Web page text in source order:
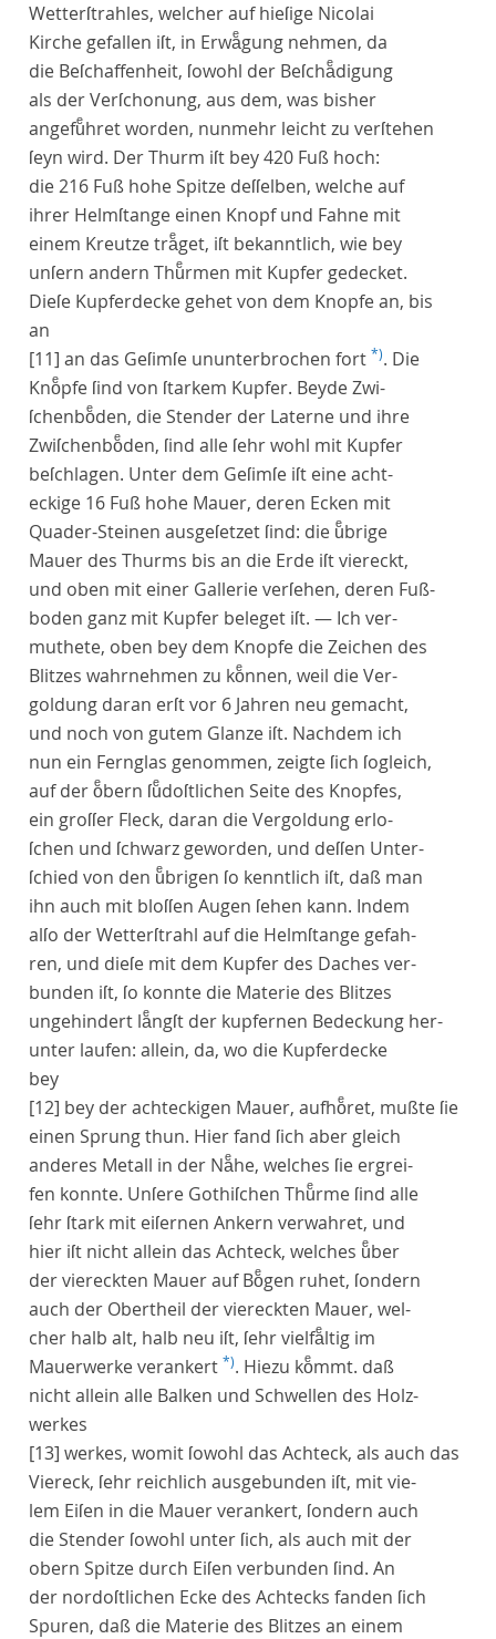
Wetterſtrahles, welcher auf hieſige Nicolai
Kirche gefallen iſt, in Erwaͤgung nehmen, da
die Beſchaffenheit, ſowohl der Beſchaͤdigung
als der Verſchonung, aus dem, was bisher
angefuͤhret worden, nunmehr leicht zu verſtehen
ſeyn wird. Der Thurm iſt bey 420 Fuß hoch:
die 216 Fuß hohe Spitze deſſelben, welche auf
ihrer Helmſtange einen Knopf und Fahne mit
einem Kreutze traͤget, iſt bekanntlich, wie bey
unſern andern Thuͤrmen mit Kupfer gedecket.
Dieſe Kupferdecke gehet von dem Knopfe an, bis
an
[11] an das Geſimſe ununterbrochen fort *). Die
Knoͤpfe ſind von ſtarkem Kupfer. Beyde Zwi-
ſchenboͤden, die Stender der Laterne und ihre
Zwiſchenboͤden, ſind alle ſehr wohl mit Kupfer
beſchlagen. Unter dem Geſimſe iſt eine acht-
eckige 16 Fuß hohe Mauer, deren Ecken mit
Quader-Steinen ausgeſetzet ſind: die uͤbrige
Mauer des Thurms bis an die Erde iſt viereckt,
und oben mit einer Gallerie verſehen, deren Fuß-
boden ganz mit Kupfer beleget iſt. — Ich ver-
muthete, oben bey dem Knopfe die Zeichen des
Blitzes wahrnehmen zu koͤnnen, weil die Ver-
goldung daran erſt vor 6 Jahren neu gemacht,
und noch von gutem Glanze iſt. Nachdem ich
nun ein Fernglas genommen, zeigte ſich ſogleich,
auf der oͤbern ſuͤdoſtlichen Seite des Knopfes,
ein groſſer Fleck, daran die Vergoldung erlo-
ſchen und ſchwarz geworden, und deſſen Unter-
ſchied von den uͤbrigen ſo kenntlich iſt, daß man
ihn auch mit bloſſen Augen ſehen kann. Indem
alſo der Wetterſtrahl auf die Helmſtange gefah-
ren, und dieſe mit dem Kupfer des Daches ver-
bunden iſt, ſo konnte die Materie des Blitzes
ungehindert laͤngſt der kupfernen Bedeckung her-
unter laufen: allein, da, wo die Kupferdecke
bey
[12] bey der achteckigen Mauer, aufhoͤret, mußte ſie
einen Sprung thun. Hier fand ſich aber gleich
anderes Metall in der Naͤhe, welches ſie ergrei-
fen konnte. Unſere Gothiſchen Thuͤrme ſind alle
ſehr ſtark mit eiſernen Ankern verwahret, und
hier iſt nicht allein das Achteck, welches uͤber
der viereckten Mauer auf Boͤgen ruhet, ſondern
auch der Obertheil der viereckten Mauer, wel-
cher halb alt, halb neu iſt, ſehr vielfaͤltig im
Mauerwerke verankert *). Hiezu koͤmmt. daß
nicht allein alle Balken und Schwellen des Holz-
werkes
[13] werkes, womit ſowohl das Achteck, als auch das
Viereck, ſehr reichlich ausgebunden iſt, mit vie-
lem Eiſen in die Mauer verankert, ſondern auch
die Stender ſowohl unter ſich, als auch mit der
obern Spitze durch Eiſen verbunden ſind. An
der nordoſtlichen Ecke des Achtecks fanden ſich
Spuren, daß die Materie des Blitzes an einem